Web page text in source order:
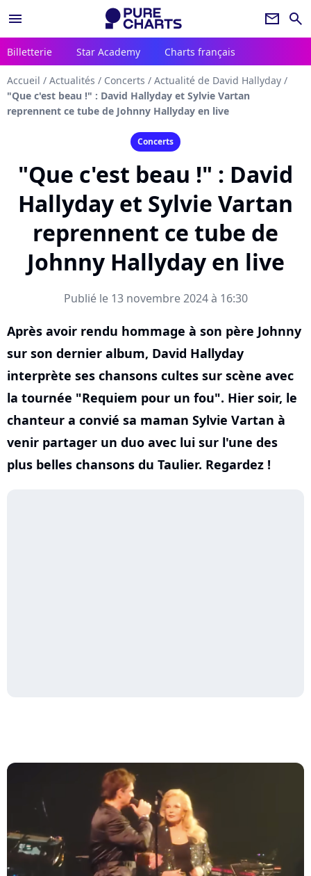
menu newsletter search
Billetterie Star Academy Charts français
Accueil / Actualités / Concerts / Actualité de David Hallyday /
"Que c'est beau !" : David Hallyday et Sylvie Vartan
reprennent ce tube de Johnny Hallyday en live
Concerts
"Que c'est beau !" : David
Hallyday et Sylvie Vartan
reprennent ce tube de
Johnny Hallyday en live
Publié le 13 novembre 2024 à 16:30
Après avoir rendu hommage à son père Johnny
sur son dernier album, David Hallyday
interprète ses chansons cultes sur scène avec
la tournée "Requiem pour un fou". Hier soir, le
chanteur a convié sa maman Sylvie Vartan à
venir partager un duo avec lui sur l'une des
plus belles chansons du Taulier. Regardez !